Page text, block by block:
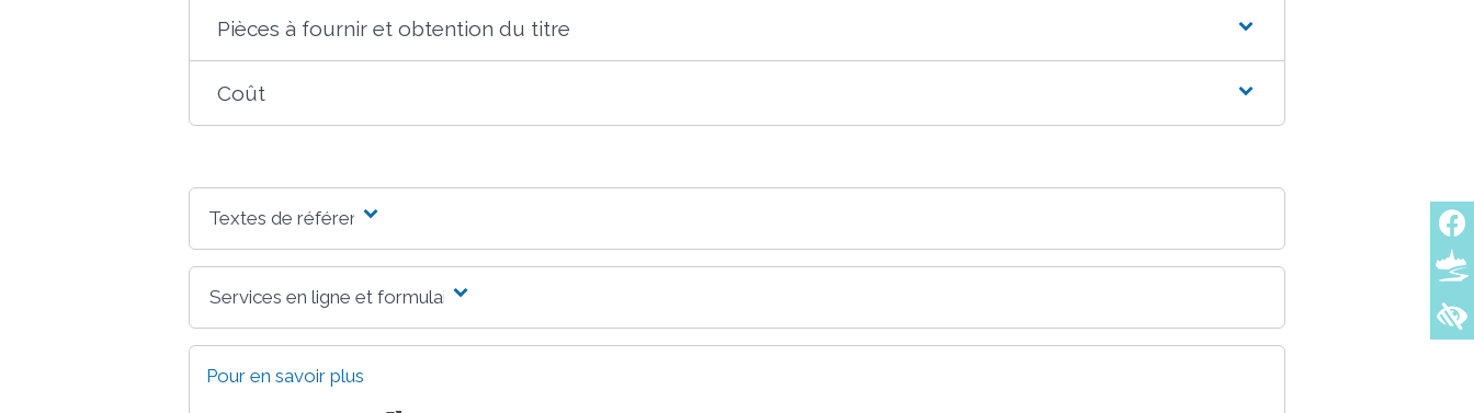
Pièces à fournir et obtention du titre
Coût
Textes de référence
Services en ligne et formulaires
Pour en savoir plus